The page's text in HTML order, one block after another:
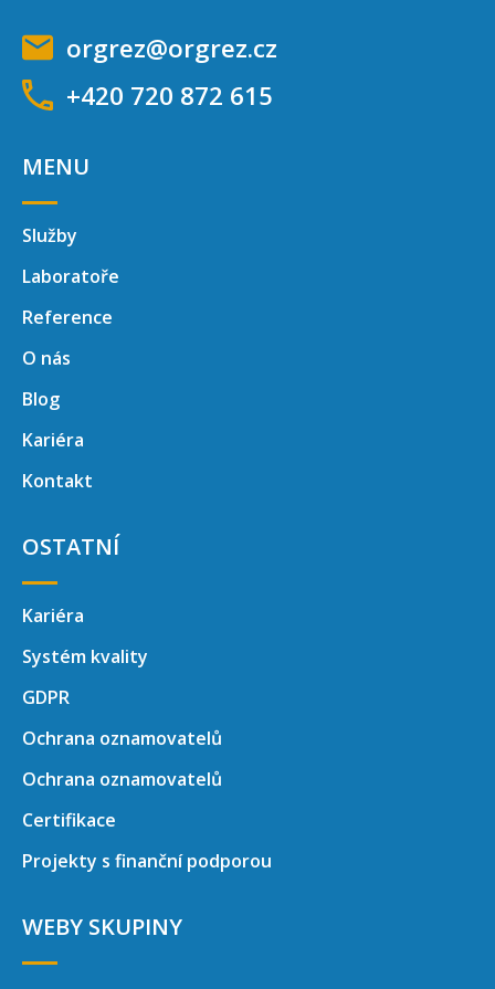
orgrez@orgrez.cz
+420 720 872 615
MENU
Služby
Laboratoře
Reference
O nás
Blog
Kariéra
Kontakt
OSTATNÍ
Kariéra
Systém kvality
GDPR
Ochrana oznamovatelů
Ochrana oznamovatelů
Certifikace
Projekty s finanční podporou
WEBY SKUPINY